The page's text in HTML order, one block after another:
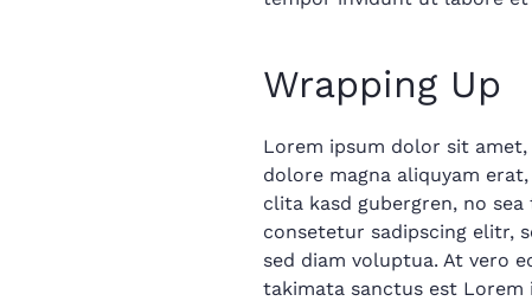
Wrapping Up
Lorem ipsum dolor sit
dolore magna aliquyam
clita kasd gubergren, no
consetetur sadipscing elitr,
sed diam voluptua. At vero
takimata sanctus est